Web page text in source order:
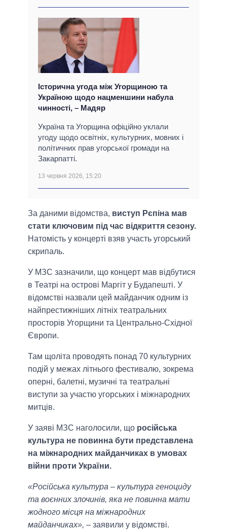
Історична угода між Угорщиною та
Україною щодо нацменшини набула
чинності, – Мадяр
Україна та Угорщина офіційно уклали
угоду щодо освітніх, культурних, мовних і
політичних прав угорської громади на
Закарпатті.
13 червня 2026, 15:20
За даними відомства, виступ Рєпіна мав
стати ключовим під час відкриття сезону.
Натомість у концерті взяв участь угорський
скрипаль.
У МЗС зазначили, що концерт мав відбутися
в Театрі на острові Маргіт у Будапешті. У
відомстві назвали цей майданчик одним із
найпрестижніших літніх театральних
просторів Угорщини та Центрально-Східної
Європи.
Там щоліта проводять понад 70 культурних
подій у межах літнього фестивалю, зокрема
оперні, балетні, музичні та театральні
виступи за участю угорських і міжнародних
митців.
У заяві МЗС наголосили, що російська
культура не повинна бути представлена
на міжнародних майданчиках в умовах
війни проти України.
«Російська культура – культура геноциду
та воєнних злочинів, яка не повинна мати
жодного місця на міжнародних
майданчиках», – заявили у відомстві.